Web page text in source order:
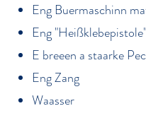
Eng Buermaschinn
Eng
E breeen a staarke
Eng Zang
Waasser